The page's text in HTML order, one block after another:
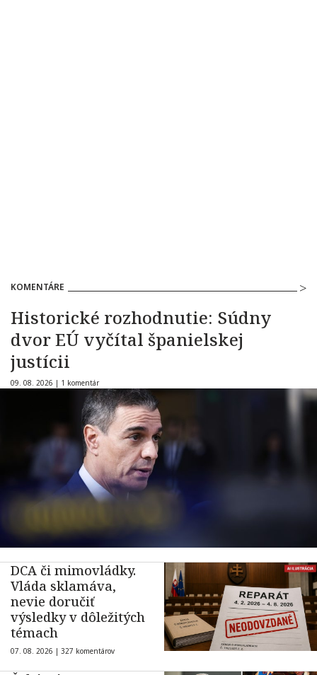
KOMENTÁRE
Historické rozhodnutie: Súdny
dvor EÚ vyčítal španielskej
justícii
09. 08. 2026 | 1 komentár
DCA či mimovládky.
Vláda sklamáva,
nevie doručiť
výsledky v dôležitých
témach
07. 08. 2026 | 327 komentárov